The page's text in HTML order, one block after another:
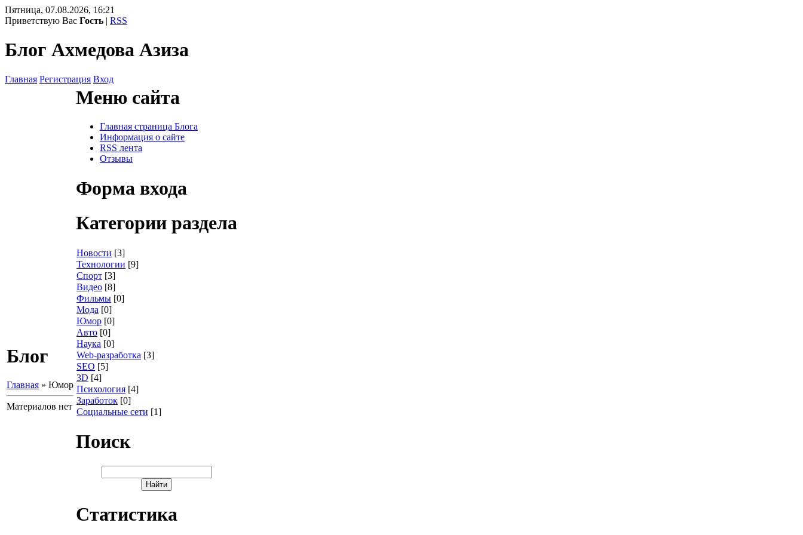
Пятница, 07.08.2026, 16:21
Приветствую Вас Гость | RSS
Блог Ахмедова Азиза
Главная Регистрация Вход
Блог
Главная » Юмор
Материалов нет
Меню сайта
Главная страница Блога
Информация о сайте
RSS лента
Отзывы
Форма входа
Категории раздела
Новости [3]
Технологии [9]
Спорт [3]
Видео [8]
Фильмы [0]
Мода [0]
Юмор [0]
Авто [0]
Наука [0]
Web-разработка [3]
SEO [5]
3D [4]
Психология [4]
Заработок [0]
Социальные сети [1]
Поиск
Статистика